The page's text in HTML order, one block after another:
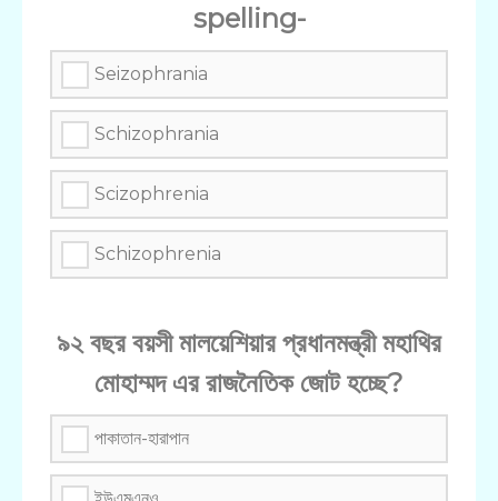
spelling-
Seizophrania
Schizophrania
Scizophrenia
Schizophrenia
৯২ বছর বয়সী মালয়েশিয়ার প্রধানমন্ত্রী মহাথির
মোহাম্মদ এর রাজনৈতিক জোট হচ্ছে?
পাকাতান-হারাপান